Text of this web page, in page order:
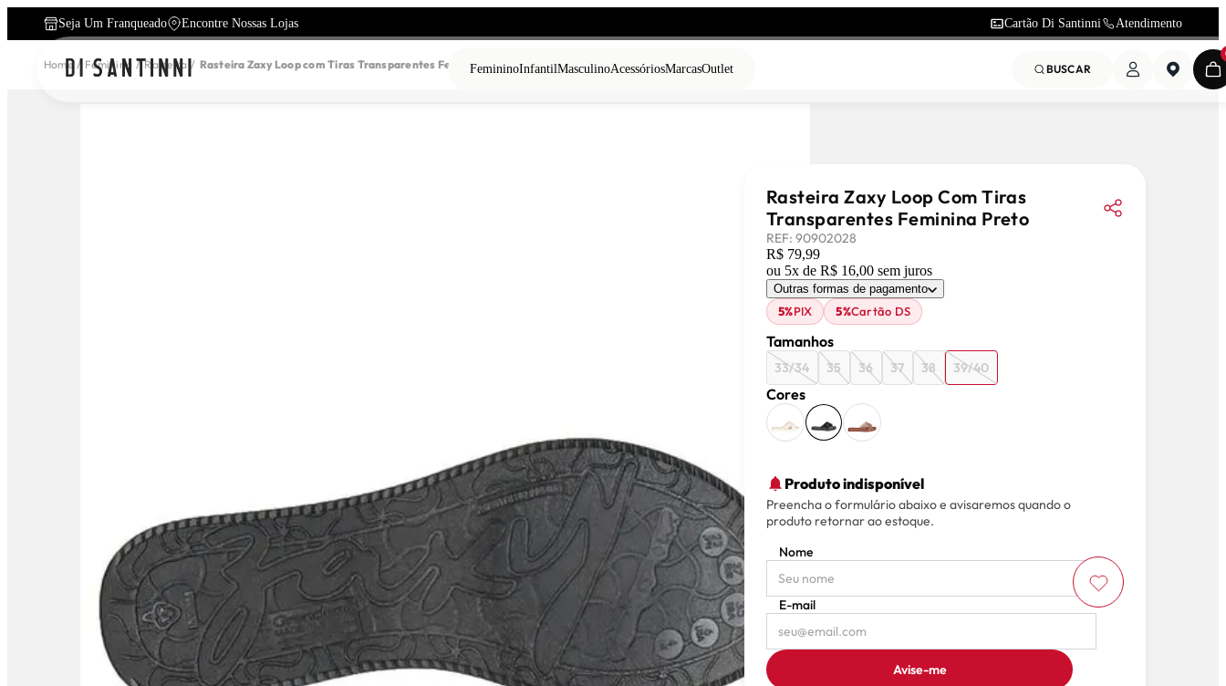
Seja Um Franqueado Encontre Nossas Lojas Cartão Di Santinni Atendimento
FemininoInfantilMasculinoAcessóriosMarcasOutlet BUSCAR
Home Feminino Rasteira Rasteira Zaxy Loop com Tiras Transparentes Feminina Preto
Rasteira Zaxy Loop Com Tiras
Transparentes Feminina Preto
REF: 90902028
R$ 79,99
ou 5x de R$ 16,00 sem juros
Outras formas de pagamento
5%PIX 5%Cartão DS
Tamanhos
33/34 35 36 37 38 39/40
Cores
Produto indisponível
Preencha o formulário abaixo e avisaremos quando o
produto retornar ao estoque.
Nome
E-mail
Avise-me